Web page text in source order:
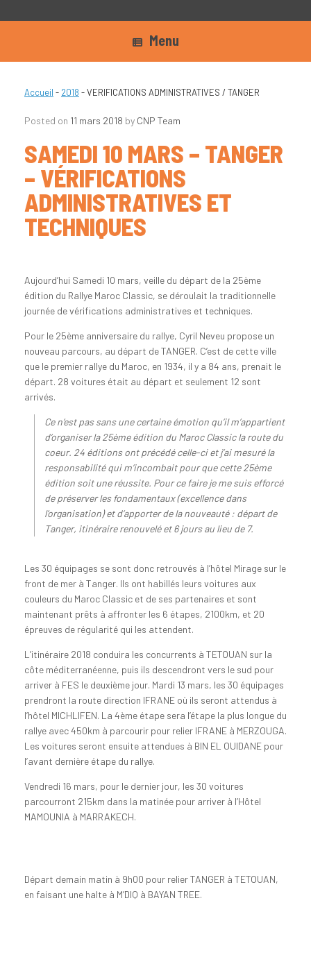
Menu
Accueil - 2018 -VERIFICATIONS ADMINISTRATIVES / TANGER
Posted on 11 mars 2018 by CNP Team
SAMEDI 10 MARS – TANGER
– VÉRIFICATIONS
ADMINISTRATIVES ET
TECHNIQUES
Aujourd’hui Samedi 10 mars, veille du départ de la 25ème
édition du Rallye Maroc Classic, se déroulait la traditionnelle
journée de vérifications administratives et techniques.
Pour le 25ème anniversaire du rallye, Cyril Neveu propose un
nouveau parcours, au départ de TANGER. C’est de cette ville
que le premier rallye du Maroc, en 1934, il y a 84 ans, prenait le
départ. 28 voitures était au départ et seulement 12 sont
arrivés.
Ce n’est pas sans une certaine émotion qu’il m’appartient
d’organiser la 25ème édition du Maroc Classic la route du
coeur. 24 éditions ont précédé celle-ci et j’ai mesuré la
responsabilité qui m’incombait pour que cette 25ème
édition soit une réussite. Pour ce faire je me suis efforcé
de préserver les fondamentaux (excellence dans
l’organisation) et d’apporter de la nouveauté : départ de
Tanger, itinéraire renouvelé et 6 jours au lieu de 7.
Les 30 équipages se sont donc retrouvés à l’hôtel Mirage sur le
front de mer à Tanger. Ils ont habillés leurs voitures aux
couleurs du Maroc Classic et de ses partenaires et sont
maintenant prêts à affronter les 6 étapes, 2100km, et 20
épreuves de régularité qui les attendent.
L’itinéraire 2018 conduira les concurrents à TETOUAN sur la
côte méditerranéenne, puis ils descendront vers le sud pour
arriver à FES le deuxième jour. Mardi 13 mars, les 30 équipages
prendront la route direction IFRANE où ils seront attendus à
l’hôtel MICHLIFEN. La 4ème étape sera l’étape la plus longue du
rallye avec 450km à parcourir pour relier IFRANE à MERZOUGA.
Les voitures seront ensuite attendues à BIN EL OUIDANE pour
l’avant dernière étape du rallye.
Vendredi 16 mars, pour le dernier jour, les 30 voitures
parcourront 215km dans la matinée pour arriver à l’Hôtel
MAMOUNIA à MARRAKECH.
Départ demain matin à 9h00 pour relier TANGER à TETOUAN,
en faisant une halte à M’DIQ à BAYAN TREE.